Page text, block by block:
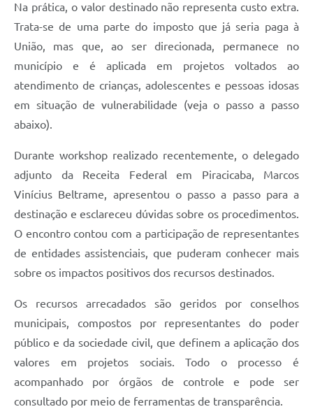
Na prática, o valor destinado não representa custo extra.
Trata-se de uma parte do imposto que já seria paga à
União, mas que, ao ser direcionada, permanece no
município e é aplicada em projetos voltados ao
atendimento de crianças, adolescentes e pessoas idosas
em situação de vulnerabilidade (veja o passo a passo
abaixo).
Durante workshop realizado recentemente, o delegado
adjunto da Receita Federal em Piracicaba, Marcos
Vinícius Beltrame, apresentou o passo a passo para a
destinação e esclareceu dúvidas sobre os procedimentos.
O encontro contou com a participação de representantes
de entidades assistenciais, que puderam conhecer mais
sobre os impactos positivos dos recursos destinados.
Os recursos arrecadados são geridos por conselhos
municipais, compostos por representantes do poder
público e da sociedade civil, que definem a aplicação dos
valores em projetos sociais. Todo o processo é
acompanhado por órgãos de controle e pode ser
consultado por meio de ferramentas de transparência.